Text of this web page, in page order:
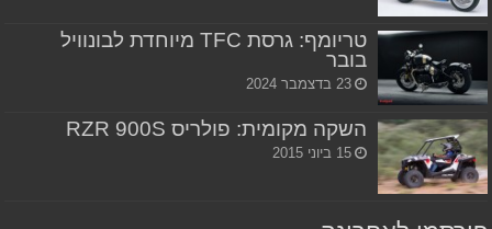
טריומף: גרסת TFC מיוחדת לבונוויל
בובר
23 בדצמבר 2024
השקה מקומית: פולריס RZR 900S
15 ביוני 2015